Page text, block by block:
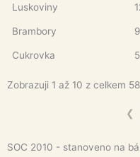
Luskoviny
Brambory
Cukrovka
Zobrazuji 1 až 10 z celkem
❮
SOC 2010 - stanoveno na